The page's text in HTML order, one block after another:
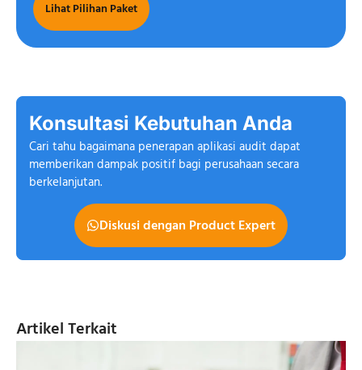
Lihat Pilihan Paket
Cari tahu bagaimana penerapan aplikasi audit dapat
memberikan dampak positif bagi perusahaan secara
berkelanjutan.
Konsultasi Kebutuhan Anda
Diskusi dengan Product Expert
Artikel Terkait